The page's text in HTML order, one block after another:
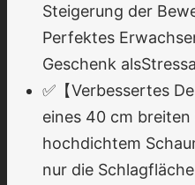
Steigerung der
Perfektes
Geschenk
✅【Verbessertes
eines 40 cm breiten
hochdichtem
nur die